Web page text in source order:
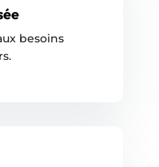
besoins